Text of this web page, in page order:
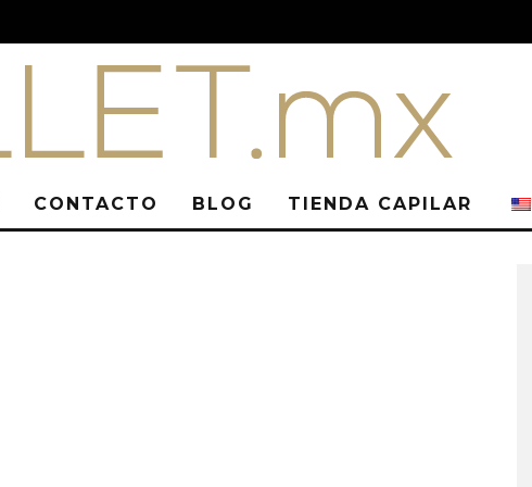
CONTACTO BLOG TIENDA CAPILAR